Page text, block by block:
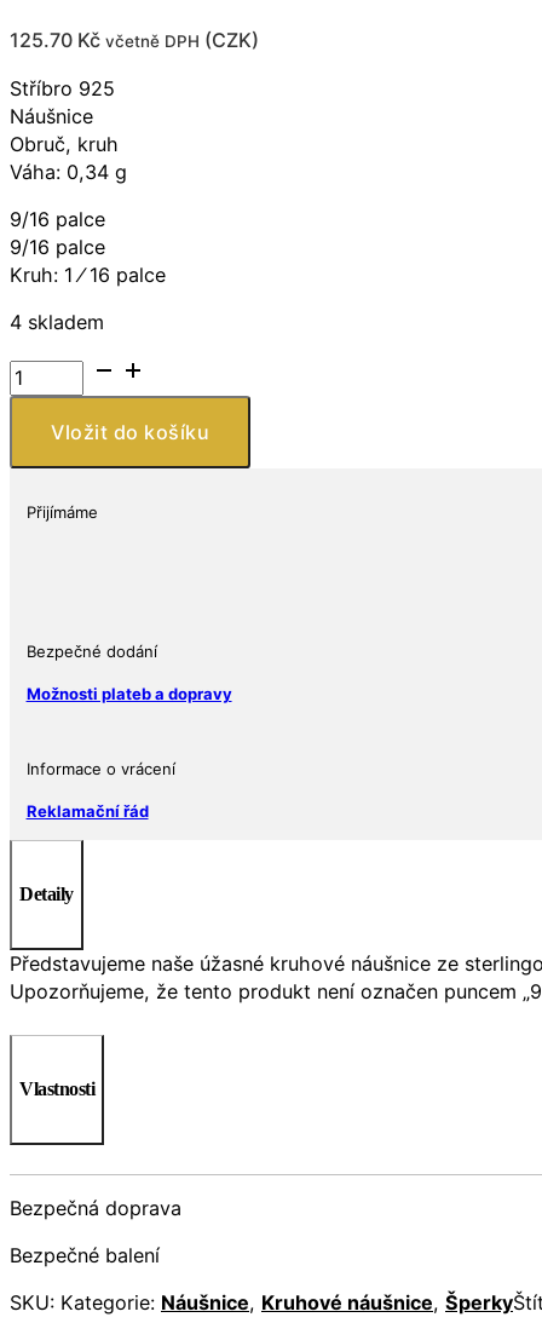
125.70 Kč včetně DPH (CZK)
Stříbro 925
Náušnice
Obruč, kruh
Váha: 0,34 g
9/16 palce​​
9/16 palce​​
Kruh: 1 ⁄ 16 palce
4 skladem
Kruhové
náušnice
množství
Vložit do košíku
Přijímáme
Bezpečné dodání
Možnosti plateb a dopravy
Informace o vrácení
Reklamační řád
Detaily
Představujeme naše úžasné kruhové náušnice ze
Upozorňujeme, že tento produkt není označen puncem
Vlastnosti
Bezpečná doprava
Bezpečné balení
SKU: Kategorie: Náušnice, Kruhové náušnice, Šperky